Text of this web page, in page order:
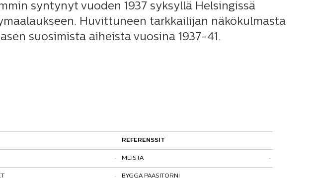
syntynyt vuoden 1937 syksyllä Helsingissä
Huvittuneen tarkkailijan näkökulmasta
suosimista aiheista vuosina 1937-41.
tiloihimme
REFERENSSIT
MEISTÄ
Kohtaamispaikka
BYGGA PAASITORNI